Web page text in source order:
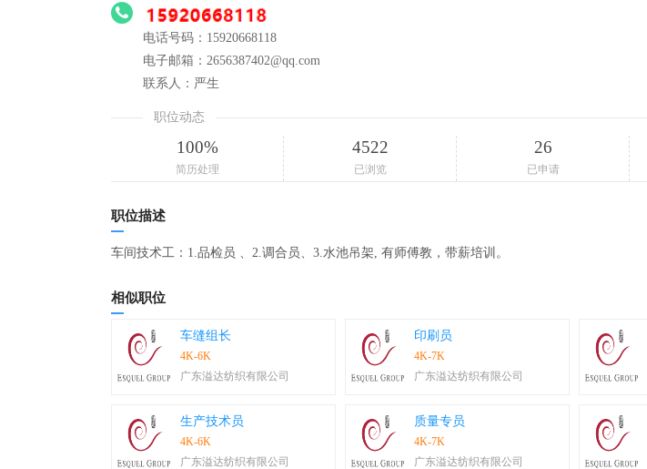
电话号码：15920668118
电子邮箱：2656387402@qq.com
联系人：严生
职位动态
100%
简历处理
4522
已浏览
26
已申请
职位描述
车间技术工：1.品检员 、2.调合员、3.水池吊架, 有师傅教，带薪培训。
相似职位
车缝组长
4K-6K
广东溢达纺织有限公司
印刷员
4K-7K
广东溢达纺织有限公司
生产技术员
4K-6K
广东溢达纺织有限公司
质量专员
4K-7K
广东溢达纺织有限公司